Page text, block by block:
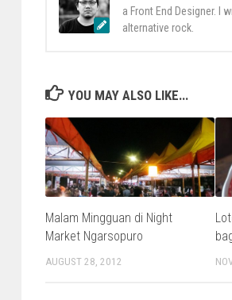
a Front End Designer. I
alternative rock.
YOU MAY ALSO LIKE...
Malam Mingguan di Night
Market Ngarsopuro
AUGUST 28, 2012